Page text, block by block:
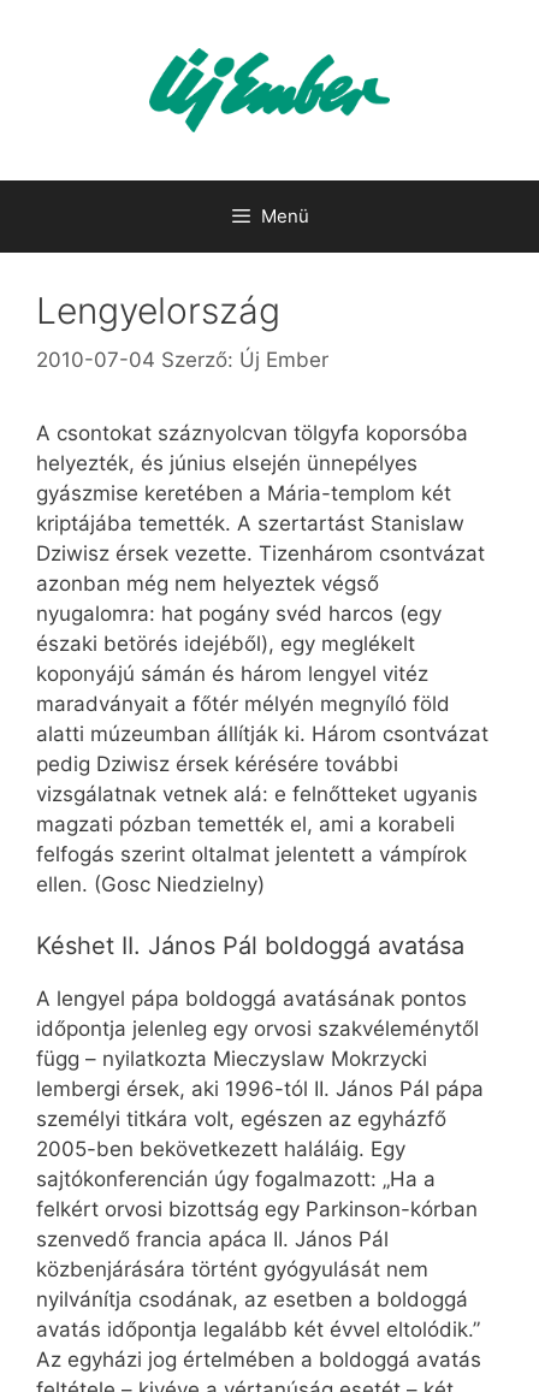
Menü
Lengyelország
2010-07-04 Szerző: Új Ember
A csontokat száznyolcvan tölgyfa koporsóba
helyezték, és június elsején ünnepélyes
gyászmise keretében a Mária-templom két
kriptájába temették. A szertartást Stanislaw
Dziwisz érsek vezette. Tizenhárom csontvázat
azonban még nem helyeztek végső
nyugalomra: hat pogány svéd harcos (egy
északi betörés idejéből), egy meglékelt
koponyájú sámán és három lengyel vitéz
maradványait a főtér mélyén megnyíló föld
alatti múzeumban állítják ki. Három csontvázat
pedig Dziwisz érsek kérésére további
vizsgálatnak vetnek alá: e felnőtteket ugyanis
magzati pózban temették el, ami a korabeli
felfogás szerint oltalmat jelentett a vámpírok
ellen. (Gosc Niedzielny)
Késhet II. János Pál boldoggá avatása
A lengyel pápa boldoggá avatásának pontos
időpontja jelenleg egy orvosi szakvéleménytől
függ – nyilatkozta Mieczyslaw Mokrzycki
lembergi érsek, aki 1996-tól II. János Pál pápa
személyi titkára volt, egészen az egyházfő
2005-ben bekövetkezett haláláig. Egy
sajtókonferencián úgy fogalmazott: „Ha a
felkért orvosi bizottság egy Parkinson-kórban
szenvedő francia apáca II. János Pál
közbenjárására történt gyógyulását nem
nyilvánítja csodának, az esetben a boldoggá
avatás időpontja legalább két évvel eltolódik.”
Az egyházi jog értelmében a boldoggá avatás